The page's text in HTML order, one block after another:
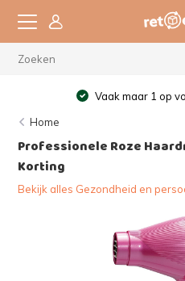
Vaak maar 1 op
Home
Professionele Roze
Korting
Bekijk alles Gezondheid en